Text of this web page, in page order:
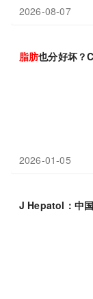
2026-08-07
脂肪也分好坏？
2026-01-05
J Hepatol：中